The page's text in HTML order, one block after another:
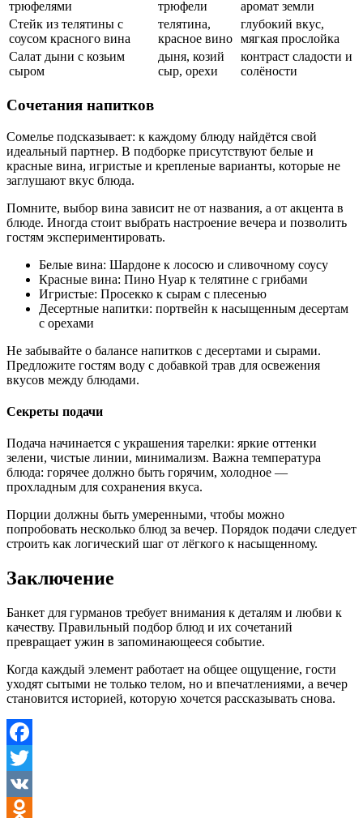
трюфелями
трюфели
аромат земли
Стейк из телятины с
соусом красного вина
телятина,
красное вино
глубокий вкус,
мягкая прослойка
Салат дыни с козьим
сыром
дыня, козий
сыр, орехи
контраст сладости и
солёности
Сочетания напитков
Сомелье подсказывает: к каждому блюду найдётся свой
идеальный партнер. В подборке присутствуют белые и
красные вина, игристые и крепленые варианты, которые не
заглушают вкус блюда.
Помните, выбор вина зависит не от названия, а от акцента в
блюде. Иногда стоит выбрать настроение вечера и позволить
гостям экспериментировать.
Белые вина: Шардоне к лососю и сливочному соусу
Красные вина: Пино Нуар к телятине с грибами
Игристые: Просекко к сырам с плесенью
Десертные напитки: портвейн к насыщенным десертам
с орехами
Не забывайте о балансе напитков с десертами и сырами.
Предложите гостям воду с добавкой трав для освежения
вкусов между блюдами.
Секреты подачи
Подача начинается с украшения тарелки: яркие оттенки
зелени, чистые линии, минимализм. Важна температура
блюда: горячее должно быть горячим, холодное —
прохладным для сохранения вкуса.
Порции должны быть умеренными, чтобы можно
попробовать несколько блюд за вечер. Порядок подачи следует
строить как логический шаг от лёгкого к насыщенному.
Заключение
Банкет для гурманов требует внимания к деталям и любви к
качеству. Правильный подбор блюд и их сочетаний
превращает ужин в запоминающееся событие.
Когда каждый элемент работает на общее ощущение, гости
уходят сытыми не только телом, но и впечатлениями, а вечер
становится историей, которую хочется рассказывать снова.
Facebook
Twitter
VK